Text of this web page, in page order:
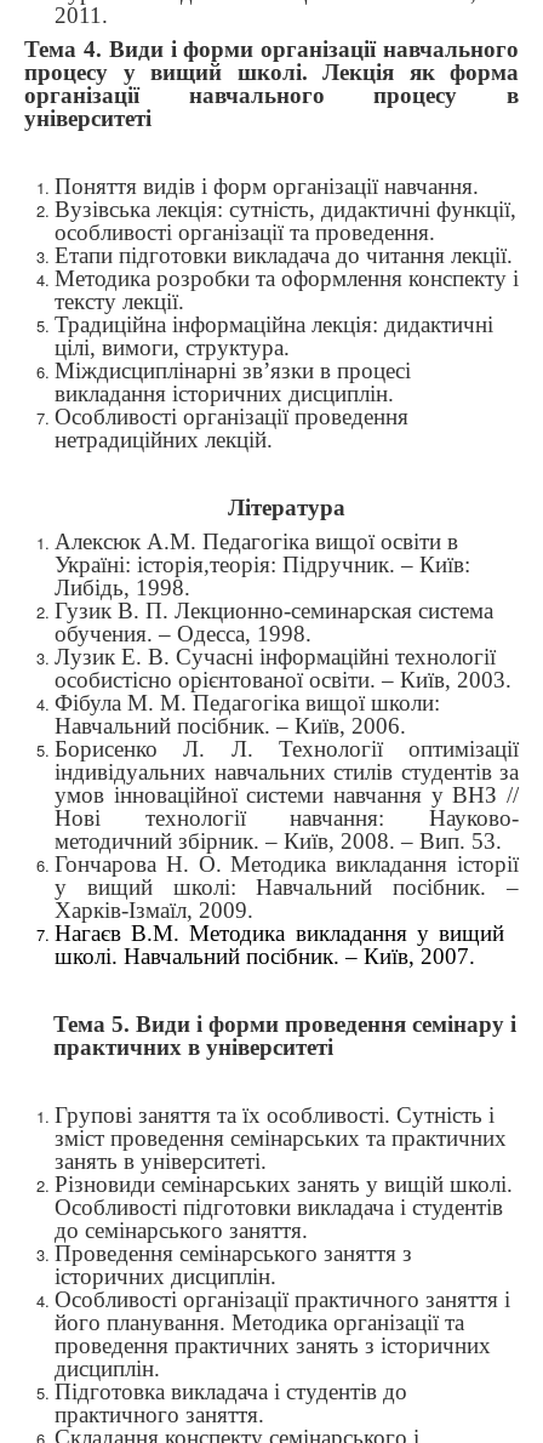
2011.
Тема 4. Види і форми організації навчального
процесу у вищий школі. Лекція як форма
організації навчального процесу в
університеті
Поняття видів і форм організації навчання.
Вузівська лекція: сутність, дидактичні функції,
особливості організації та проведення.
Етапи підготовки викладача до читання лекції.
Методика розробки та оформлення конспекту і
тексту лекції.
Традиційна інформаційна лекція: дидактичні
цілі, вимоги, структура.
Міждисциплінарні зв’язки в процесі
викладання історичних дисциплін.
Особливості організації проведення
нетрадиційних лекцій.
Література
Алексюк А.М. Педагогіка вищої освіти в
Україні: історія,теорія: Підручник. – Київ:
Либідь, 1998.
Гузик В. П. Лекционно-семинарская система
обучения. – Одесса, 1998.
Лузик Е. В. Сучасні інформаційні технології
особистісно орієнтованої освіти. – Київ, 2003.
Фібула М. М. Педагогіка вищої школи:
Навчальний посібник. – Київ, 2006.
Борисенко Л. Л. Технології оптимізації
індивідуальних навчальних стилів студентів за
умов інноваційної системи навчання у ВНЗ //
Нові технології навчання: Науково-
методичний збірник. – Київ, 2008. – Вип. 53.
Гончарова Н. О. Методика викладання історії
у вищий школі: Навчальний посібник. –
Харків-Ізмаїл, 2009.
Нагаєв В.М. Методика викладання у вищий
школі. Навчальний посібник. – Київ, 2007.
Тема 5. Види і форми проведення семінару і
практичних в університеті
Групові заняття та їх особливості. Сутність і
зміст проведення семінарських та практичних
занять в університеті.
Різновиди семінарських занять у вищій школі.
Особливості підготовки викладача і студентів
до семінарського заняття.
Проведення семінарського заняття з
історичних дисциплін.
Особливості організації практичного заняття і
його планування. Методика організації та
проведення практичних занять з історичних
дисциплін.
Підготовка викладача і студентів до
практичного заняття.
Складання конспекту семінарського і